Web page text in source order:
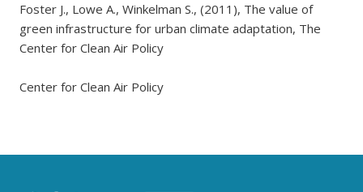
Foster J., Lowe A., Winkelman S., (2011), The value of
green infrastructure for urban climate adaptation, The
Center for Clean Air Policy
Center for Clean Air Policy